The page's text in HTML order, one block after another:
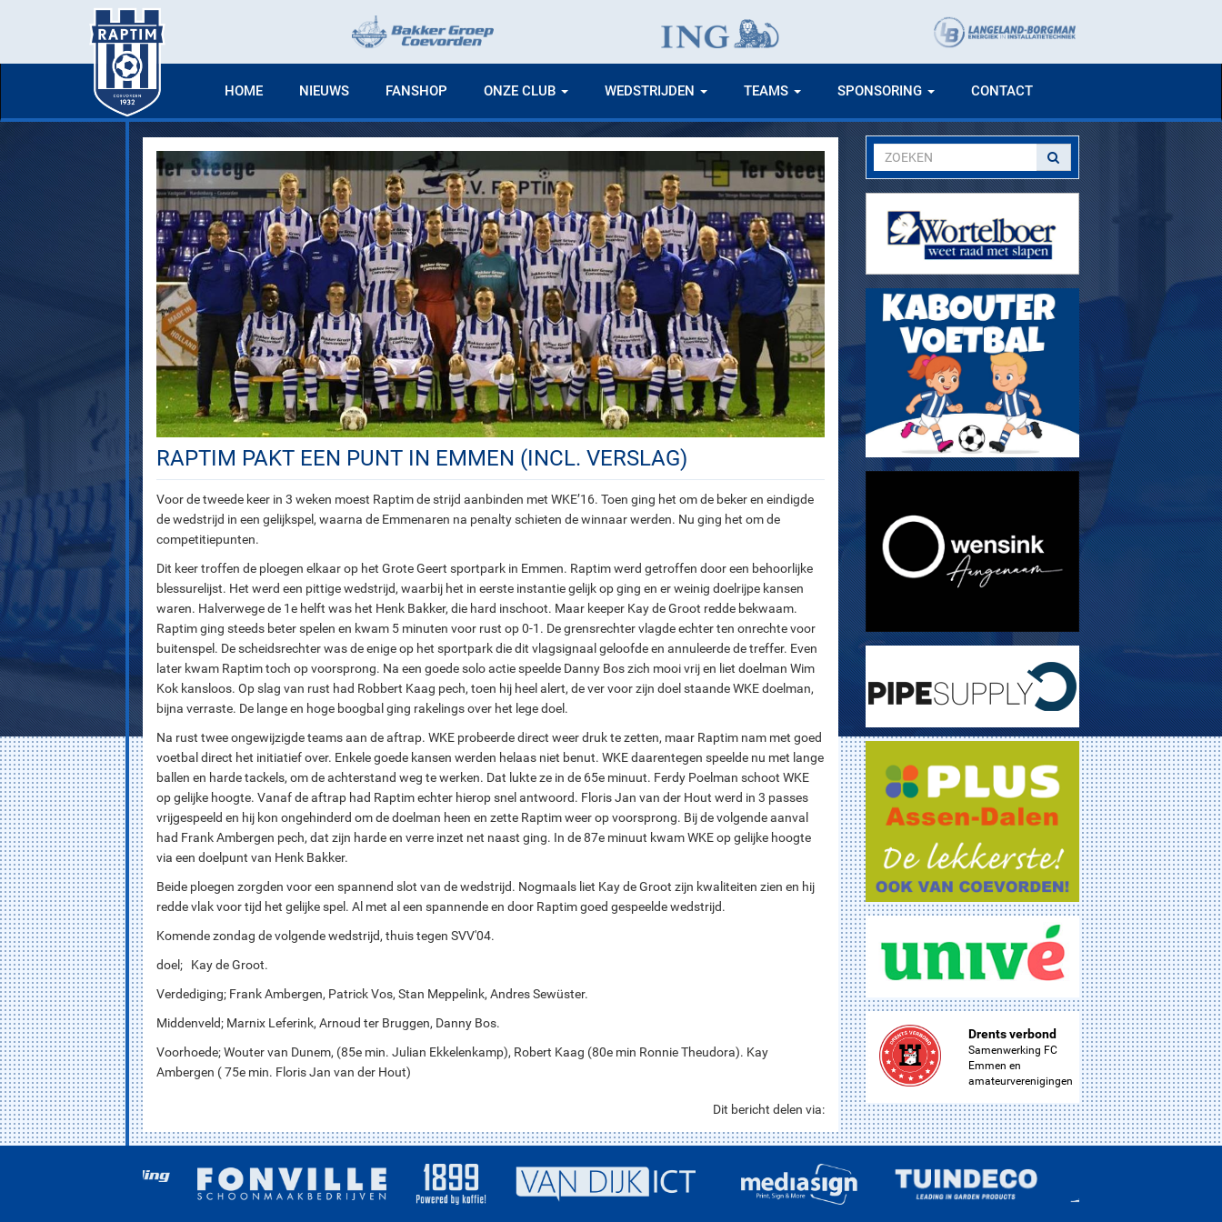
HOME NIEUWS FANSHOP ONZE CLUB WEDSTRIJDEN TEAMS SPONSORING CONTACT
RAPTIM PAKT EEN PUNT IN EMMEN (INCL. VERSLAG)
Voor de tweede keer in 3 weken moest Raptim de strijd aanbinden met WKE’16. Toen ging het om de beker en eindigde
de wedstrijd in een gelijkspel, waarna de Emmenaren na penalty schieten de winnaar werden. Nu ging het om de
competitiepunten.
Dit keer troffen de ploegen elkaar op het Grote Geert sportpark in Emmen. Raptim werd getroffen door een behoorlijke
blessurelijst. Het werd een pittige wedstrijd, waarbij het in eerste instantie gelijk op ging en er weinig doelrijpe kansen
waren. Halverwege de 1e helft was het Henk Bakker, die hard inschoot. Maar keeper Kay de Groot redde bekwaam.
Raptim ging steeds beter spelen en kwam 5 minuten voor rust op 0-1. De grensrechter vlagde echter ten onrechte voor
buitenspel. De scheidsrechter was de enige op het sportpark die dit vlagsignaal geloofde en annuleerde de treffer. Even
later kwam Raptim toch op voorsprong. Na een goede solo actie speelde Danny Bos zich mooi vrij en liet doelman Wim
Kok kansloos. Op slag van rust had Robbert Kaag pech, toen hij heel alert, de ver voor zijn doel staande WKE doelman,
bijna verraste. De lange en hoge boogbal ging rakelings over het lege doel.
Na rust twee ongewijzigde teams aan de aftrap. WKE probeerde direct weer druk te zetten, maar Raptim nam met goed
voetbal direct het initiatief over. Enkele goede kansen werden helaas niet benut. WKE daarentegen speelde nu met lange
ballen en harde tackels, om de achterstand weg te werken. Dat lukte ze in de 65e minuut. Ferdy Poelman schoot WKE
op gelijke hoogte. Vanaf de aftrap had Raptim echter hierop snel antwoord. Floris Jan van der Hout werd in 3 passes
vrijgespeeld en hij kon ongehinderd om de doelman heen en zette Raptim weer op voorsprong. Bij de volgende aanval
had Frank Ambergen pech, dat zijn harde en verre inzet net naast ging. In de 87e minuut kwam WKE op gelijke hoogte
via een doelpunt van Henk Bakker.
Beide ploegen zorgden voor een spannend slot van de wedstrijd. Nogmaals liet Kay de Groot zijn kwaliteiten zien en hij
redde vlak voor tijd het gelijke spel. Al met al een spannende en door Raptim goed gespeelde wedstrijd.
Komende zondag de volgende wedstrijd, thuis tegen SVV'04.
doel; Kay de Groot.
Verdediging; Frank Ambergen, Patrick Vos, Stan Meppelink, Andres Sewüster.
Middenveld; Marnix Leferink, Arnoud ter Bruggen, Danny Bos.
Voorhoede; Wouter van Dunem, (85e min. Julian Ekkelenkamp), Robert Kaag (80e min Ronnie Theudora). Kay
Ambergen ( 75e min. Floris Jan van der Hout)
Dit bericht delen via:
Drents verbond
Samenwerking FC
Emmen en
amateurverenigingen